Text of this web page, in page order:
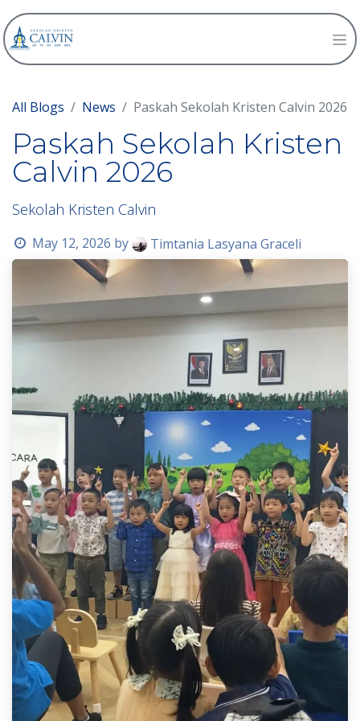
All Blogs News Paskah Sekolah Kristen Calvin 2026
Paskah Sekolah Kristen
Calvin 2026
Sekolah Kristen Calvin
May 12, 2026 by Timtania Lasyana Graceli